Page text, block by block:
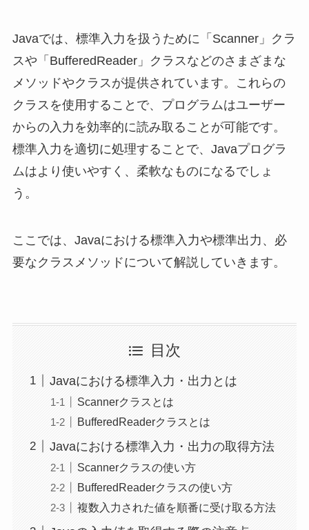
Javaでは、標準入力を扱うために「Scanner」クラ
スや「BufferedReader」クラスなどのさまざまな
メソッドやクラスが提供されています。これらの
クラスを使用することで、プログラムはユーザー
からの入力を効率的に読み取ることが可能です。
標準入力を適切に処理することで、Javaプログラ
ムはより使いやすく、柔軟なものになるでしょ
う。
ここでは、Javaにおける標準入力や標準出力、必
要なクラスメソッドについて解説していきます。
目次
Javaにおける標準入力・出力とは
Scannerクラスとは
BufferedReaderクラスとは
Javaにおける標準入力・出力の取得方法
Scannerクラスの使い方
BufferedReaderクラスの使い方
複数入力された値を順番に受け取る方法